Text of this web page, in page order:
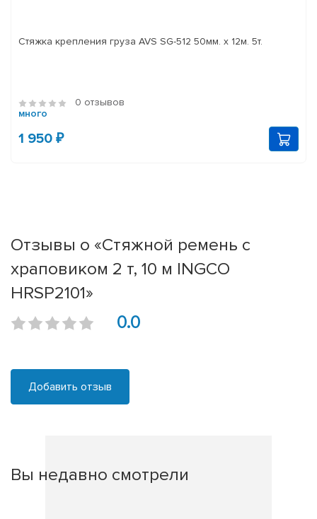
Стяжка крепления груза AVS SG-512 50мм. x 12м. 5т.
0 отзывов
много
1 950 ₽
Отзывы о «Стяжной ремень с
храповиком 2 т, 10 м INGCO
HRSP2101»
0.0
Добавить отзыв
Вы недавно смотрели